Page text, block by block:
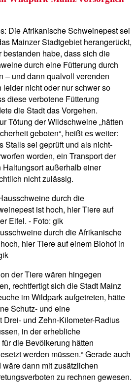
Die Afrikanische Schweinepest sei
Mainzer Stadtgebiet herangerückt,
habe, dass sich die
durch eine Fütterung durch
– und dann qualvoll verenden
leider nicht oder nur schwer so
diese verbotene Fütterung
die Stadt das Vorgehen.
Tötung der Wildschweine „hätten
geboten“, heißt es weiter:
Stalls sei geprüft und als nicht-
worden, ein Transport der
außerhalb einer
nicht zulässig.
durch die Afrikanische
hier Tiere auf einem Biohof in
der Tiere wären hingegen
rechtfertigt sich die Stadt Mainz
im Wildpark aufgetreten, hätte
Schutz- und eine
Drei- und Zehn-Kilometer-Radius
in der erhebliche
die Bevölkerung hätten
werden müssen.“ Gerade auch
dann mit zusätzlichen
zu rechnen gewesen.